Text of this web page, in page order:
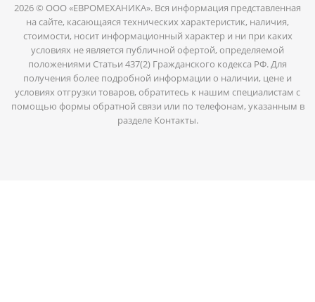
2026 © ООО «ЕВРОМЕХАНИКА». Вся информация представленная
на сайте, касающаяся технических характеристик, наличия,
стоимости, носит информационный характер и ни при каких
условиях не является публичной офертой, определяемой
положениями Статьи 437(2) Гражданского кодекса РФ. Для
получения более подробной информации о наличии, цене и
условиях отгрузки товаров, обратитесь к нашим специалистам с
помощью формы обратной связи или по телефонам, указанным в
разделе Контакты.